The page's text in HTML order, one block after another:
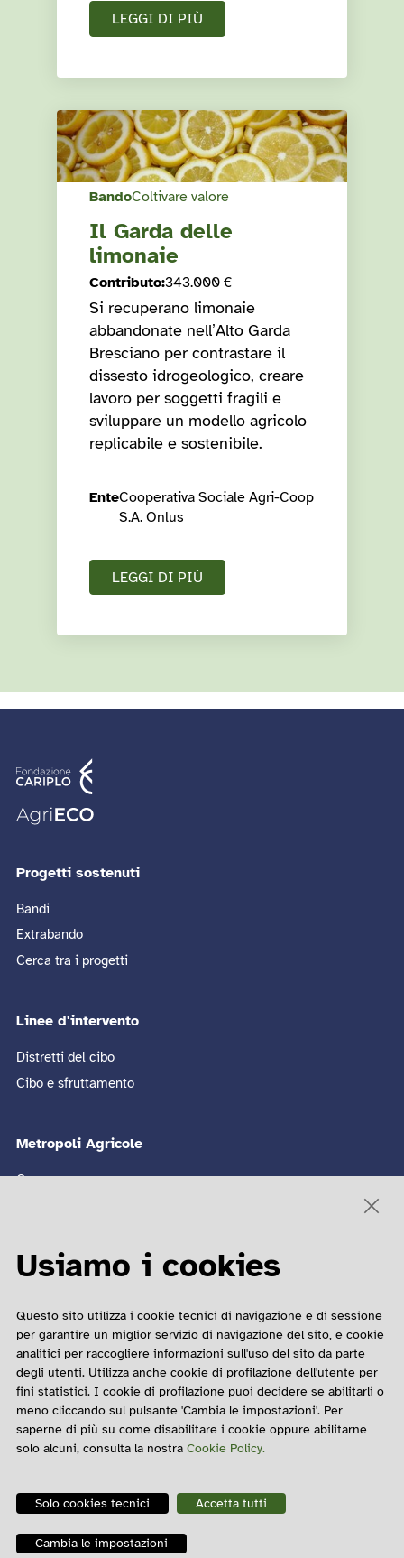
LEGGI DI PIÙ
BandoColtivare valore
Il Garda delle
limonaie
Contributo:343.000 €
Si recuperano limonaie
abbandonate nell’Alto Garda
Bresciano per contrastare il
dissesto idrogeologico, creare
lavoro per soggetti fragili e
sviluppare un modello agricolo
replicabile e sostenibile.
EnteCooperativa Sociale Agri-Coop
S.A. Onlus
LEGGI DI PIÙ
Progetti sostenuti
Bandi
Extrabando
Cerca tra i progetti
Linee d'intervento
Distretti del cibo
Cibo e sfruttamento
Metropoli Agricole
Convegno
Matteo Barbato
Contatto Email
Impostazioni cookie
Usiamo i cookies
Questo sito utilizza i cookie tecnici di navigazione e di sessione
per garantire un miglior servizio di navigazione del sito, e cookie
analitici per raccogliere informazioni sull'uso del sito da parte
degli utenti. Utilizza anche cookie di profilazione dell'utente per
fini statistici. I cookie di profilazione puoi decidere se abilitarli o
meno cliccando sul pulsante 'Cambia le impostazioni'. Per
saperne di più su come disabilitare i cookie oppure abilitarne
solo alcuni, consulta la nostra Cookie Policy.
Solo cookies tecnici Accetta tutti
Cambia le impostazioni